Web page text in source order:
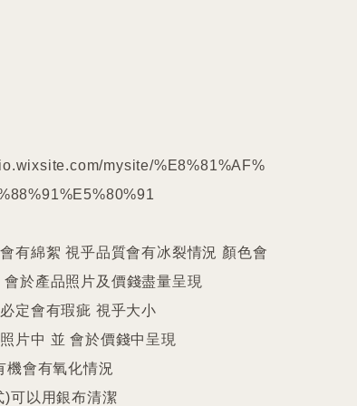
mysite/%E8%81%AF%
有綿絮 視乎品質會有冰裂情況 顏色會
於產品照片及價錢盡量呈現
定會有瑕疵 視乎大小
片中 並 會於價錢中呈現
機會有氧化情況
)可以用銀布清潔